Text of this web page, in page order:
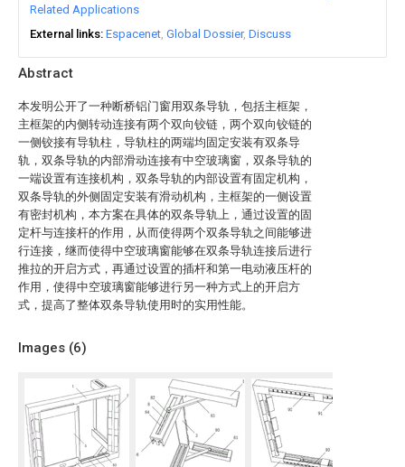
Abstract
本发明公开了一种断桥铝门窗用双条导轨，包括主框架，
主框架的内侧转动连接有两个双向铰链，两个双向铰链的
一侧铰接有导轨柱，导轨柱的两端均固定安装有双条导
轨，双条导轨的内部滑动连接有中空玻璃窗，双条导轨的
一端设置有连接机构，双条导轨的内部设置有固定机构，
双条导轨的外侧固定安装有滑动机构，主框架的一侧设置
有密封机构，本方案在具体的双条导轨上，通过设置的固
定杆与连接杆的作用，从而使得两个双条导轨之间能够进
行连接，继而使得中空玻璃窗能够在双条导轨连接后进行
推拉的开启方式，再通过设置的插杆和第一电动液压杆的
作用，使得中空玻璃窗能够进行另一种方式上的开启方
式，提高了整体双条导轨使用时的实用性能。
Images (6)
Related Applications
External links Espacenet Global Dossier Discuss